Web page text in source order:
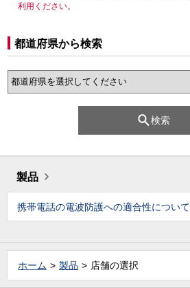
利用ください。
都道府県から検索
検索
製品
携帯電話の電波防護への適合性について
ホーム 製品 店舗の選択